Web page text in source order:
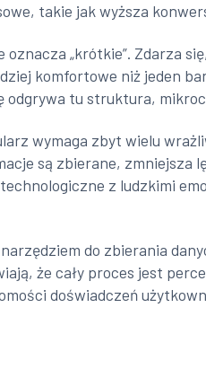
takie jak wyższa
„krótkie”. Zdarza
komfortowe niż jeden
odgrywa tu struktura,
wymaga zbyt wielu
są zbierane,
z ludzkimi
do zbierania
że cały proces jest
doświadczeń